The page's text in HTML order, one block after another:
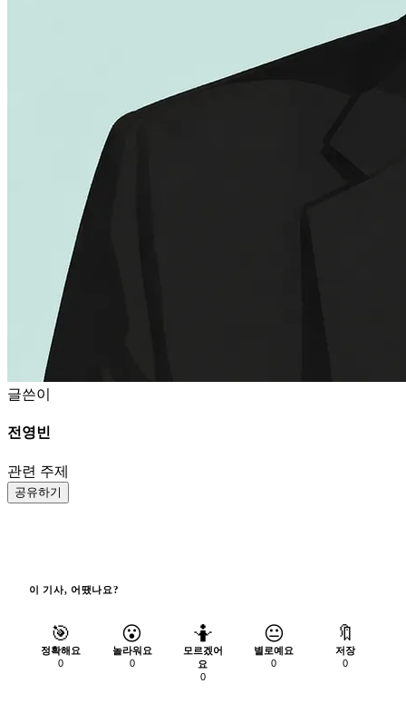
글쓴이
전영빈
관련 주제
공유하기
이 기사, 어땠나요?
🎯
정확해요
0
😮
놀라워요
0
🤷
모르겠어
요
0
😐
별로예요
0
🔖
저장
0